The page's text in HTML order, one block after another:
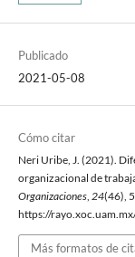
Publicado
2021-05-08
Cómo citar
Neri Uribe, J. (2021).
organizacional de
Organizaciones 24(46),
https://
Más formatos de